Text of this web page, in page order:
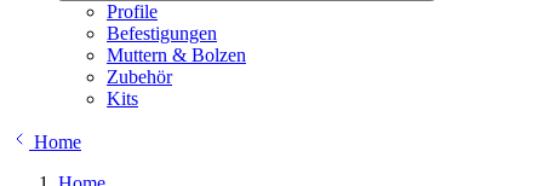
Profile
Befestigungen
Muttern & Bolzen
Zubehör
Kits
Home